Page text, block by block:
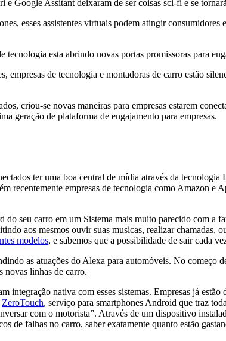
Google Assitant deixaram de ser coisas sci-fi e se
esses assistentes virtuais podem atingir
tecnologia esta abrindo novas portas promissoras para
empresas de tecnologia e montadoras de carro estão
criou-se novas maneiras para empresas estarem
geração de plataforma de engajamento para empresas.
ter uma boa central de mídia através da
recentemente empresas de tecnologia como Amazon e
seu carro em um Sistema mais muito parecido com a
aos mesmos ouvir suas musicas, realizar chamadas,
modelos, e sabemos que a possibilidade de sair cada
as atuações do Alexa para automóveis. No começo
novas linhas de carro.
integração nativa com esses sistemas. Empresas já
ZeroTouch, serviço para smartphones Android que traz
com o motorista”. Através de um dispositivo
de falhas no carro, saber exatamente quanto estão